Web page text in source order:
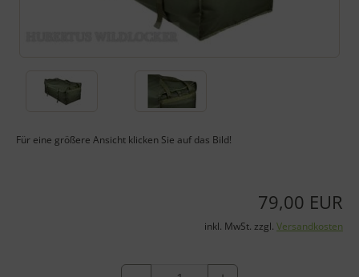
Für eine größere Ansicht klicken Sie auf das Bild!
79,00 EUR
inkl. MwSt. zzgl. Versandkosten